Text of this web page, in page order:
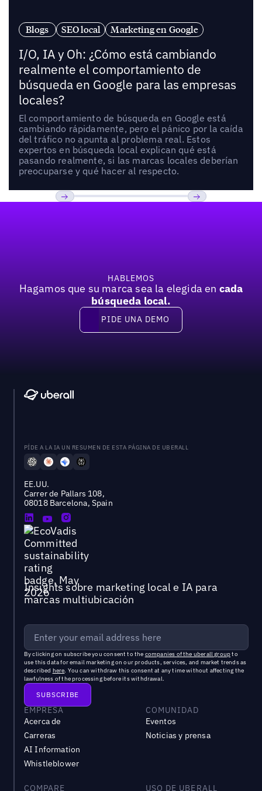
Blogs SEO local Marketing en Google
I/O, IA y Oh: ¿Cómo está cambiando
realmente el comportamiento de
búsqueda en Google para las empresas
locales?
El comportamiento de búsqueda en Google está
cambiando rápidamente, pero el pánico por la caída
del tráfico no apunta al problema real. Estos
expertos en búsqueda local explican qué está
pasando realmente, si las marcas locales deberían
preocuparse y qué hacer al respecto.
HABLEMOS
Hagamos que su marca sea la elegida en cada
búsqueda local.
Pide una demo
PIDE UNA DEMO
PÍDE A LA IA UN RESUMEN DE ESTA PÁGINA DE UBERALL
EE.UU.
Carrer de Pallars 108,
08018 Barcelona, Spain
Insights sobre marketing local e IA para
marcas multiubicación
By clicking on subscribe you consent to the companies of the uberall groupto
use this data for email marketing on our products, services, and market trends as
described here. You can withdraw this consent at any time without affecting the
lawfulness of the processing before its withdrawal.
EMPRESA
Acerca de
Carreras
AI Information
Whistleblower
COMUNIDAD
Eventos
Noticias y prensa
COMPARE USO DE UBERALL